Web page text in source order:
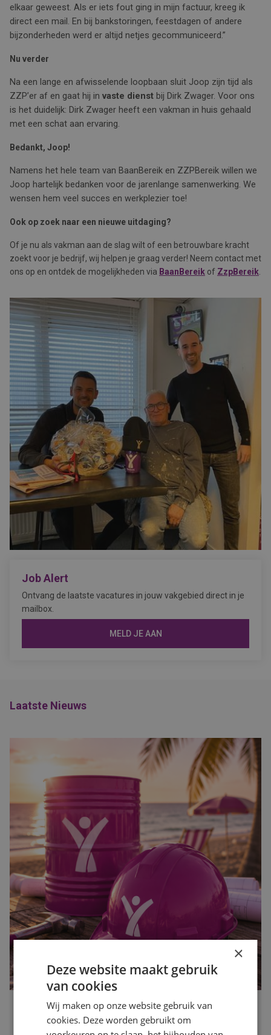
elkaar geweest. Als er iets fout ging in mijn factuur, kreeg ik
direct een mail. En bij bankstoringen, feestdagen of andere
bijzonderheden werd er altijd netjes gecommuniceerd.”
Nu verder
Na een lange en afwisselende loopbaan sluit Joop zijn tijd als
ZZP’er af en gaat hij in vaste dienst bij Dirk Zwager. Voor ons
is het duidelijk: Dirk Zwager heeft een vakman in huis gehaald
met een schat aan ervaring.
Bedankt, Joop!
Namens het hele team van BaanBereik en ZZPBereik willen we
Joop hartelijk bedanken voor de jarenlange samenwerking. We
wensen hem veel succes en werkplezier toe!
Ook op zoek naar een nieuwe uitdaging?
Of je nu als vakman aan de slag wilt of een betrouwbare kracht
zoekt voor je bedrijf, wij helpen je graag verder! Neem contact met
ons op en ontdek de mogelijkheden via BaanBereik of ZzpBereik
Job Alert
Ontvang de laatste vacatures in jouw vakgebied direct in je
mailbox.
MELD JE AAN
Laatste Nieuws
Waarom de bouwvak hét moment is om op zoek te gaan
naar een nieuwe baan
×
Deze website maakt gebruik
van cookies
Wij maken op onze website gebruik van
cookies. Deze worden gebruikt om